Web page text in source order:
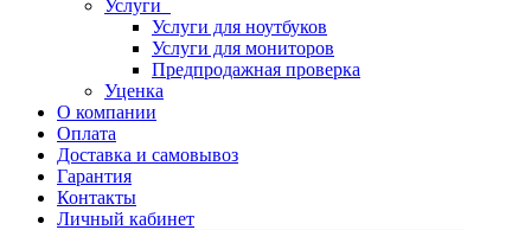
Услуги
Услуги для ноутбуков
Услуги для мониторов
Предпродажная проверка
Уценка
О компании
Оплата
Доставка и самовывоз
Гарантия
Контакты
Личный кабинет